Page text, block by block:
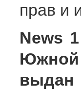
прав и
News
Южной
выдан